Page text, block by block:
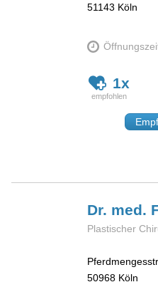
51143 Köln
1x
Dr. med.
Plastischer
50968 Köln